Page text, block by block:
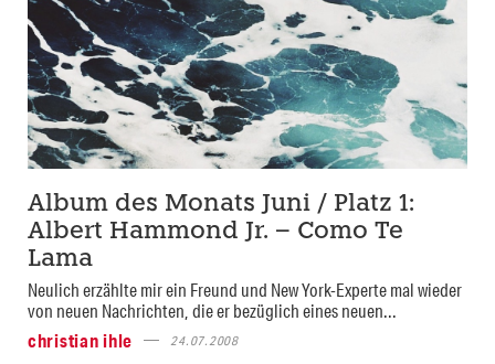
Album des Monats Juni / Platz 1:
Albert Hammond Jr. – Como Te
Lama
Neulich erzählte mir ein Freund und New York-Experte mal wieder
von neuen Nachrichten, die er bezüglich eines neuen...
christian ihle
24.07.2008